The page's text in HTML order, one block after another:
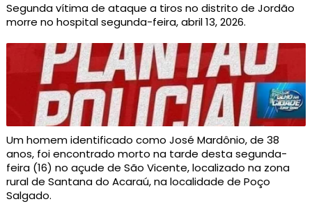
Segunda vítima de ataque a tiros no distrito de Jordão
morre no hospital segunda-feira, abril 13, 2026.
Um homem identificado como José Mardônio, de 38
anos, foi encontrado morto na tarde desta segunda-
feira (16) no açude de São Vicente, localizado na zona
rural de Santana do Acaraú, na localidade de Poço
Salgado.